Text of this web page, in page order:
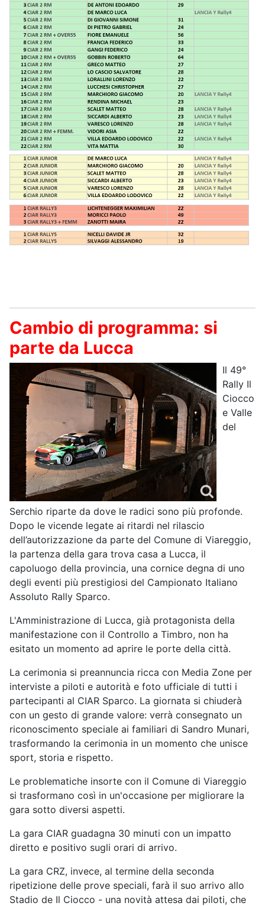
Cambio di programma: si
parte da Lucca
Il 49°
Rally Il
Ciocco
e Valle
del
Serchio riparte da dove le radici sono più profonde.
Dopo le vicende legate ai ritardi nel rilascio
dell’autorizzazione da parte del Comune di Viareggio,
la partenza della gara trova casa a Lucca, il
capoluogo della provincia, una cornice degna di uno
degli eventi più prestigiosi del Campionato Italiano
Assoluto Rally Sparco.
L'Amministrazione di Lucca, già protagonista della
manifestazione con il Controllo a Timbro, non ha
esitato un momento ad aprire le porte della città.
La cerimonia si preannuncia ricca con Media Zone per
interviste a piloti e autorità e foto ufficiale di tutti i
partecipanti al CIAR Sparco. La giornata si chiuderà
con un gesto di grande valore: verrà consegnato un
riconoscimento speciale ai familiari di Sandro Munari,
trasformando la cerimonia in un momento che unisce
sport, storia e rispetto.
Le problematiche insorte con il Comune di Viareggio
si trasformano così in un'occasione per migliorare la
gara sotto diversi aspetti.
La gara CIAR guadagna 30 minuti con un impatto
diretto e positivo sugli orari di arrivo.
La gara CRZ, invece, al termine della seconda
ripetizione delle prove speciali, farà il suo arrivo allo
Stadio de Il Ciocco - una novità attesa dai piloti, che